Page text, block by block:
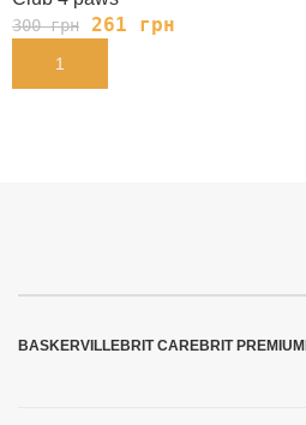
300грн 261 грн
В КОРЗИНУ
BASKERVILLEBRIT CAREBRIT PREMIUM